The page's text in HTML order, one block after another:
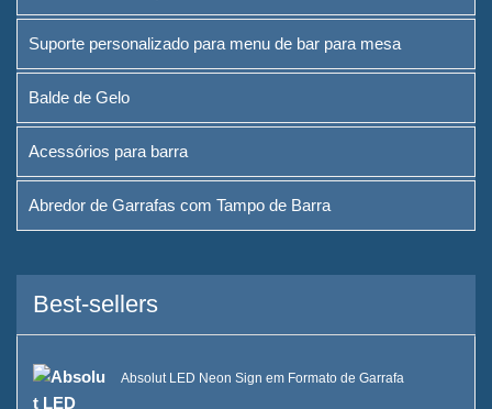
Acessórios para barra
Abredor de Garrafas com
Tampo de Barra
Sobre
Marcas que atendemos
Sustentabilidade
Suporte personalizado para menu de bar para mesa
Balde de Gelo
Acessórios para barra
Abredor de Garrafas com Tampo de Barra
Best-sellers
Absolut LED Neon Sign em Formato de Garrafa